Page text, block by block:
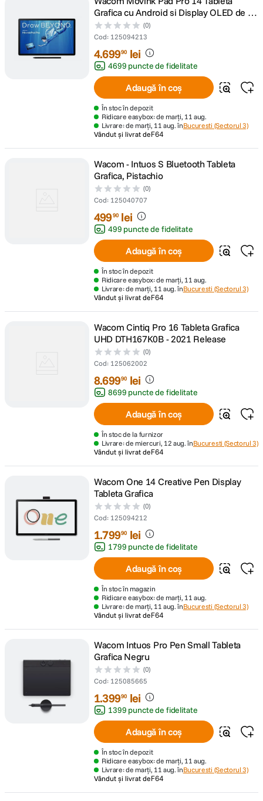
Grafica cu Android si Display OLED de 14
inch
(0)
Cod: 125094213
4.69990 lei
4699 puncte de fidelitate
Adaugă în coș
În stoc în depozit
Ridicare easybox: de marți, 11 aug.
Livrare: de marți, 11 aug. înBucuresti (Sectorul 3)
Vândut și livrat deF64
Wacom - Intuos S Bluetooth Tableta
Grafica, Pistachio
(0)
Cod: 125040707
49990 lei
499 puncte de fidelitate
Adaugă în coș
În stoc în depozit
Ridicare easybox: de marți, 11 aug.
Livrare: de marți, 11 aug. înBucuresti (Sectorul 3)
Vândut și livrat deF64
Wacom Cintiq Pro 16 Tableta Grafica
UHD DTH167K0B - 2021 Release
(0)
Cod: 125062002
8.69990 lei
8699 puncte de fidelitate
Adaugă în coș
În stoc de la furnizor
Livrare: de miercuri, 12 aug. înBucuresti (Sectorul 3)
Vândut și livrat deF64
Wacom One 14 Creative Pen Display
Tableta Grafica
(0)
Cod: 125094212
1.79990 lei
1799 puncte de fidelitate
Adaugă în coș
În stoc în magazin
Ridicare easybox: de marți, 11 aug.
Livrare: de marți, 11 aug. înBucuresti (Sectorul 3)
Vândut și livrat deF64
Wacom Intuos Pro Pen Small Tableta
Grafica Negru
(0)
Cod: 125085665
1.39990 lei
1399 puncte de fidelitate
Adaugă în coș
În stoc în depozit
Ridicare easybox: de marți, 11 aug.
Livrare: de marți, 11 aug. înBucuresti (Sectorul 3)
Vândut și livrat deF64